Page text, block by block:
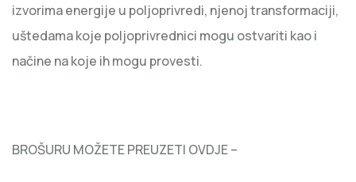
izvorima energije u poljoprivredi, njenoj transformaciji,
uštedama koje poljoprivrednici mogu ostvariti kao i
načine na koje ih mogu provesti.
BROŠURU MOŽETE PREUZETI OVDJE –